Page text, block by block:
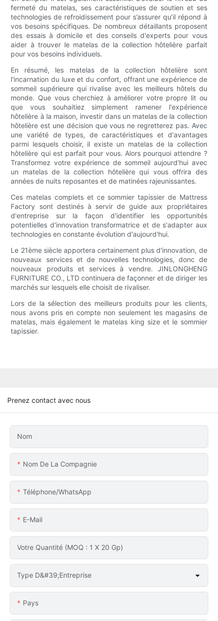
fermeté du matelas, ses caractéristiques de soutien et ses
technologies de refroidissement pour s’assurer qu’il répond à
vos besoins spécifiques. De nombreux détaillants proposent
des essais à domicile et des conseils d'experts pour vous
aider à trouver le matelas de la collection hôtelière parfait
pour vos besoins individuels.
En résumé, les matelas de la collection hôtelière sont
l'incarnation du luxe et du confort, offrant une expérience de
sommeil supérieure qui rivalise avec les meilleurs hôtels du
monde. Que vous cherchiez à améliorer votre propre lit ou
que vous souhaitiez simplement ramener l'expérience
hôtelière à la maison, investir dans un matelas de la collection
hôtelière est une décision que vous ne regretterez pas. Avec
une variété de types, de caractéristiques et d'avantages
parmi lesquels choisir, il existe un matelas de la collection
hôtelière qui est parfait pour vous. Alors pourquoi attendre ?
Transformez votre expérience de sommeil aujourd'hui avec
un matelas de la collection hôtelière qui vous offrira des
années de nuits reposantes et de matinées rajeunissantes.
Ces matelas complets et ce sommier tapissier de Mattress
Factory sont destinés à servir de guide aux propriétaires
d'entreprise sur la façon d'identifier les opportunités
potentielles d'innovation transformatrice et de s'adapter aux
technologies en constante évolution d'aujourd'hui.
Le 21ème siècle apportera certainement plus d'innovation, de
nouveaux services et de nouvelles technologies, donc de
nouveaux produits et services à vendre. JINLONGHENG
FURNITURE CO., LTD continuera de façonner et de diriger les
marchés sur lesquels elle choisit de rivaliser.
Lors de la sélection des meilleurs produits pour les clients,
nous avons pris en compte non seulement les magasins de
matelas, mais également le matelas king size et le sommier
tapissier.
Prenez contact avec nous
Nom
Nom De La Compagnie
Téléphone/WhatsApp
E-Mail
Votre Quantité (MOQ : 1 X 20 Gp)
Type D&#39;entreprise
Pays